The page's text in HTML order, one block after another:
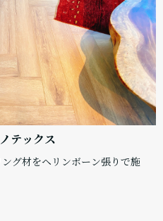
テックス
グ材をヘリンボーン張りで施